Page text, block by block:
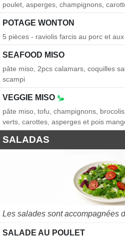
poulet, asperges, champignons,
POTAGE WONTON
5 pièces - raviolis farcis au porc et
SEAFOOD MISO
pâte miso, 2pcs calamars, coquilles
scampi
VEGGIE MISO
pâte miso, tofu, champignons,
verts, carottes, asperges et pois
SALADAS
Les salades sont accompagnées
SALADE AU POULET